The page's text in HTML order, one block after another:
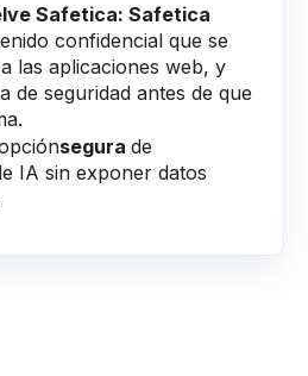
Safetica: Safetica
confidencial que se
las aplicaciones web, y
de seguridad antes de que
segura de
IA sin exponer datos